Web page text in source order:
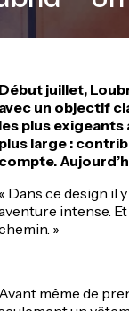
Début juillet,
avec un objectif
les plus exigeants
plus large :
compte.
« Dans ce design il
intense.
»
Avant même de